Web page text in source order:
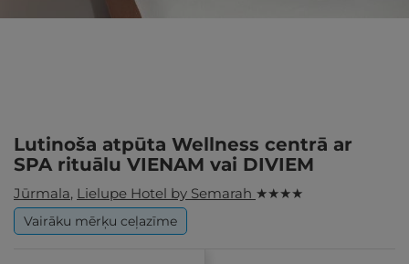
Lutinoša atpūta Wellness centrā ar
SPA rituālu VIENAM vai DIVIEM
Jūrmala, Lielupe Hotel by Semarah ★ ★ ★ ★
Vairāku mērķu ceļazīme